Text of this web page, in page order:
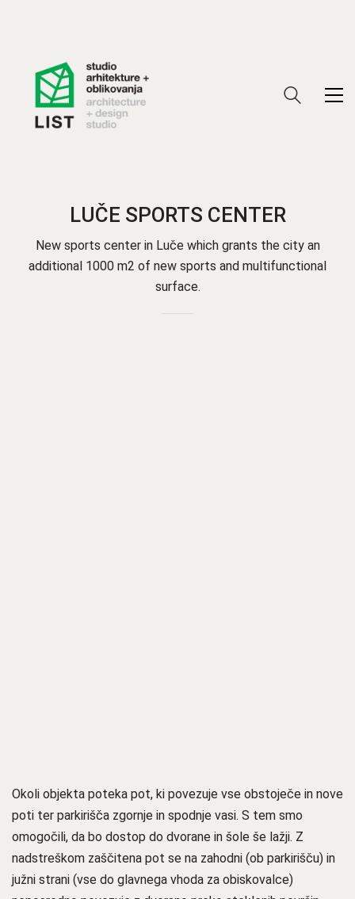
LUČE SPORTS CENTER
New sports center in Luče which grants the city an
additional 1000 m2 of new sports and multifunctional
surface.
Okoli objekta poteka pot, ki povezuje vse obstoječe in nove
poti ter parkirišča zgornje in spodnje vasi. S tem smo
omogočili, da bo dostop do dvorane in šole še lažji. Z
nadstreškom zaščitena pot se na zahodni (ob parkirišču) in
južni strani (vse do glavnega vhoda za obiskovalce)